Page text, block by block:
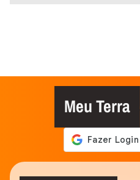
Meu Terra